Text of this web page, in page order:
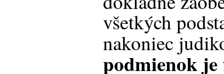
všetkých
nakoniec
podmienok